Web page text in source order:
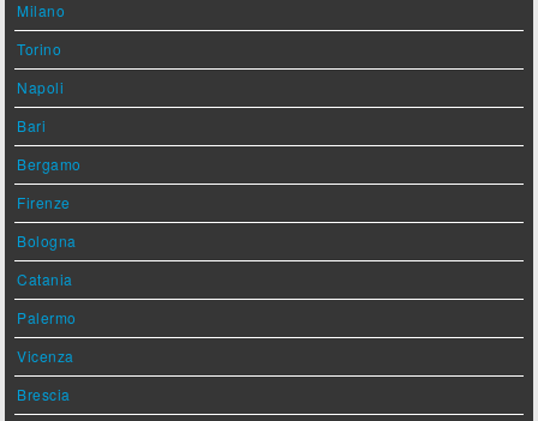
Milano
Torino
Napoli
Bari
Bergamo
Firenze
Bologna
Catania
Palermo
Vicenza
Brescia